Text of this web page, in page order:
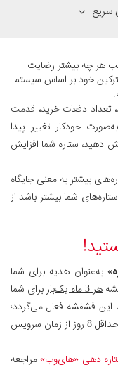
سریع
هر چه بیشتر رضایت
خود بر اساس سیستم
تعداد دفعات خرید، قدمت
خودکار تغییر پیدا
دهید، ستاره شما افزایش
می‌کند، ستاره‌های بیشتر به معنی جایگاه
شما بیشتر باشد از
به‌عنوان هدیه برای شما
هر 3 ماه یک‌بار
برای شما
این فشفشه فعال می‌گردد؛
8 روز
از زمان سرویس
دهی «های‌وب»مراجعه